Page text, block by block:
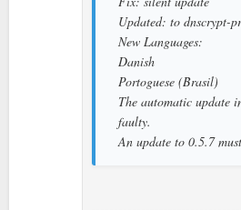
Updated: to dnscrypt-
New Languages:
Danish
Portoguese (Brasil)
The automatic update
faulty.
An update to 0.5.7